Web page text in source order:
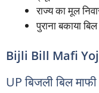
राज्य का मूल
पुराना बकाया
Bijli Bill Mafi
UP बिजली बिल